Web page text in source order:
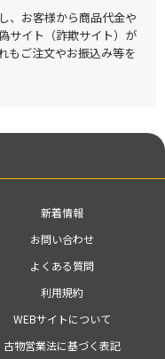
、お客様から商品代金や
サイト（詐欺サイト）が
もご注文やお振込み等を
新着情報
お問い合わせ
よくある質問
利用規約
WEBサイトについて
古物営業法に基づく表記